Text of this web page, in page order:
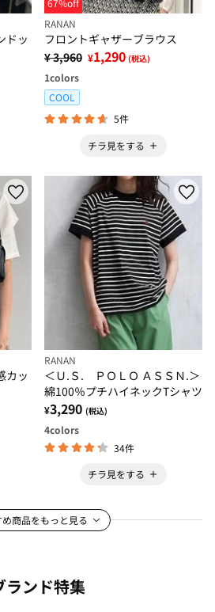
ドッ
RANAN
フロントギャザーブラウス
¥ 3,960 ¥1,290 (税込)
1colors
COOL
5件
チラ見をする
カッ
RANAN
＜Ｕ.Ｓ. ＰＯＬＯ ＡＳＳＮ.＞
綿100％プチハイネックTシャツ
¥3,290 (税込)
4colors
34件
チラ見をする
め商品をもっと見る
ランド特集